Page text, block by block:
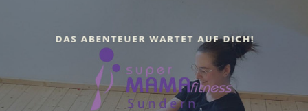
Laura,